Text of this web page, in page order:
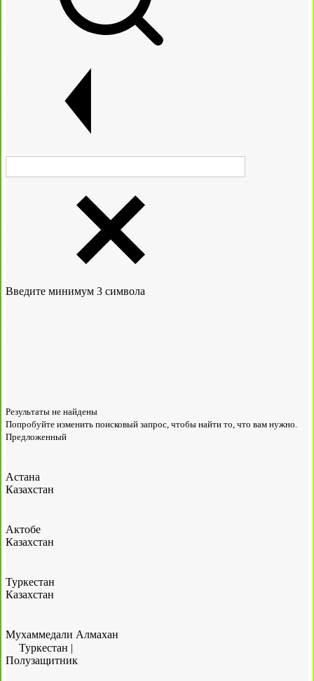
Введите минимум 3 символа
Результаты не найдены
Попробуйте изменить поисковый запрос, чтобы найти то, что вам нужно.
Предложенный
Астана
Казахстан
Актобе
Казахстан
Туркестан
Казахстан
Мухаммедали Алмахан
Туркестан |
Полузащитник